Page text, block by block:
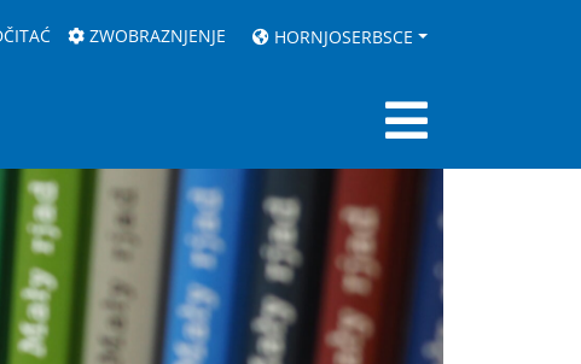
ZWOBRAZNJENJE HORNJOSERBSCE